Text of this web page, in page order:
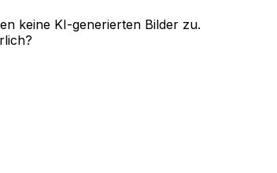
keine KI-generierten Bilder zu.